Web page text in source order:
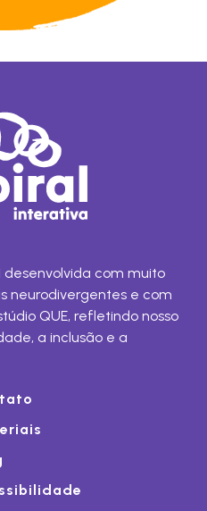
com muito
neurodivergentes e com
QUE, refletindo nosso
a inclusão e a